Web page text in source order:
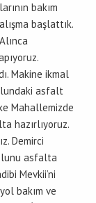
bakım
başlattık.
Makine ikmal
asfalt
Mahallemizde
hazırlıyoruz.
Demirci
asfalta
Mevkii’ni
bakım ve